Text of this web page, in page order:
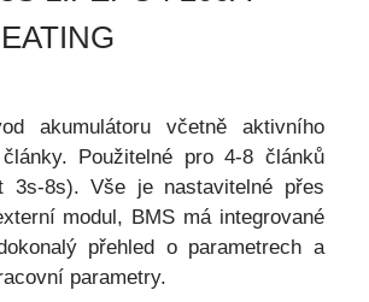
akumulátoru včetně aktivního
Použitelné pro 4-8 článků
3s-8s). Vše je nastavitelné přes
modul, BMS má integrované
přehled o parametrech a
parametry.